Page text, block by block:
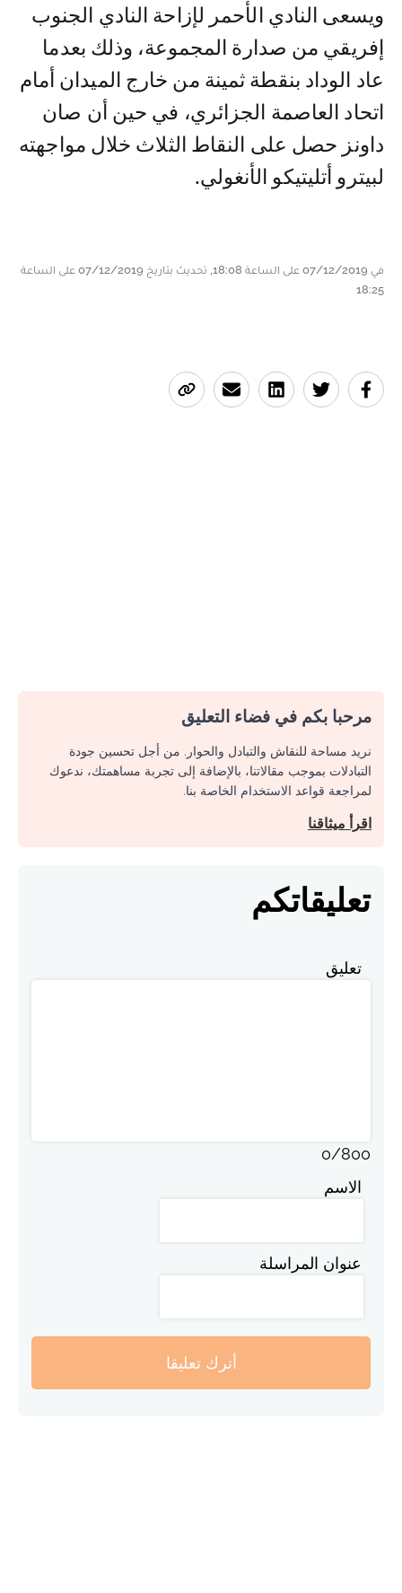
ويسعى النادي الأحمر لإزاحة النادي الجنوب
إفريقي من صدارة المجموعة، وذلك بعدما
عاد الوداد بنقطة ثمينة من خارج الميدان أمام
اتحاد العاصمة الجزائري، في حين أن صان
داونز حصل على النقاط الثلاث خلال مواجهته
لبيترو أتليتيكو الأنغولي.
في 07/12/2019 على الساعة 18:08, تحديث بتاريخ 07/12/2019 على الساعة
18:25
مرحبا بكم في فضاء التعليق
نريد مساحة للنقاش والتبادل والحوار. من أجل تحسين جودة
التبادلات بموجب مقالاتنا، بالإضافة إلى تجربة مساهمتك، ندعوك
لمراجعة قواعد الاستخدام الخاصة بنا.
اقرأ ميثاقنا
تعليقاتكم
تعليق
0/800
الاسم
عنوان المراسلة
أترك تعليقا